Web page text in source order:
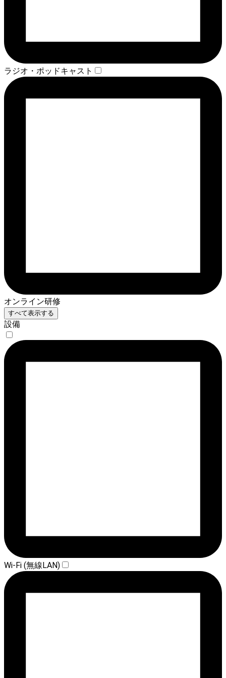
ラジオ・ポッドキャスト
オンライン研修
すべて表示する
設備
Wi-Fi (無線LAN)